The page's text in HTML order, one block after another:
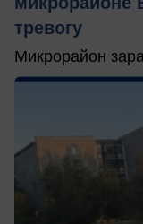
тревогу
Микрорайон